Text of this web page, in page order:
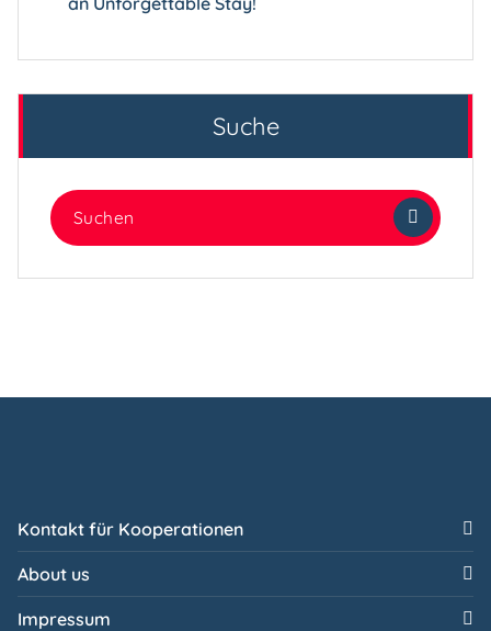
Suche
Suchen
nach:
Kontakt für Kooperationen
About us
Impressum